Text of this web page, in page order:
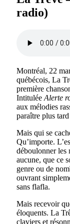
radio)
Montréal, 22
québécois, La
première
Intitulée Alerte
aux mélodies
paraître plus
Mais qui se
Qu’importe.
déboulonner les
aucune, que ce
genre ou de
ouvrant
sans flafla.
Mais recevoir
éloquents. La
claviers et